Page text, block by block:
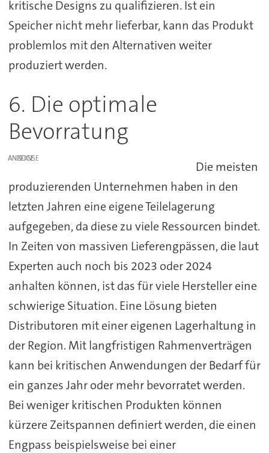
kritische Designs zu qualifizieren. Ist ein
Speicher nicht mehr lieferbar, kann das Produkt
problemlos mit den Alternativen weiter
produziert werden.
6. Die optimale
Bevorratung
ANZEIGE
Die meisten
produzierenden Unternehmen haben in den
letzten Jahren eine eigene Teilelagerung
aufgegeben, da diese zu viele Ressourcen bindet.
In Zeiten von massiven Lieferengpässen, die laut
Experten auch noch bis 2023 oder 2024
anhalten können, ist das für viele Hersteller eine
schwierige Situation. Eine Lösung bieten
Distributoren mit einer eigenen Lagerhaltung in
der Region. Mit langfristigen Rahmenverträgen
kann bei kritischen Anwendungen der Bedarf für
ein ganzes Jahr oder mehr bevorratet werden.
Bei weniger kritischen Produkten können
kürzere Zeitspannen definiert werden, die einen
Engpass beispielsweise bei einer